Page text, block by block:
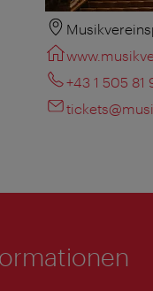
+43 1 505 81